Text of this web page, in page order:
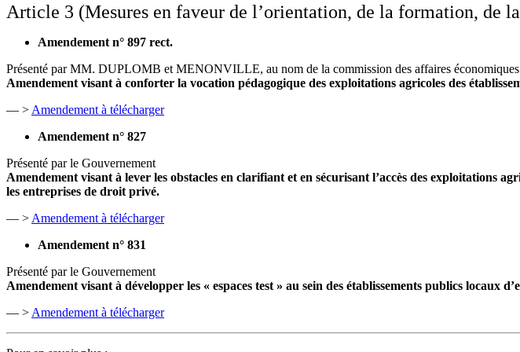
Article 3 (Mesures en faveur de l’orientation, de la formation, de
Amendement n° 897 rect.
Présenté par MM. DUPLOMB et MENONVILLE, au nom de la commission des affaires économiques
Amendement visant à conforter la vocation pédagogique des exploitations agricoles des
— > Amendement à télécharger
Amendement n° 827
Présenté par le Gouvernement
Amendement visant à lever les obstacles en clarifiant et en sécurisant l’accès des exploitations
les entreprises de droit privé.
— > Amendement à télécharger
Amendement n° 831
Présenté par le Gouvernement
Amendement visant à développer les « espaces test » au sein des établissements publics locaux
— > Amendement à télécharger